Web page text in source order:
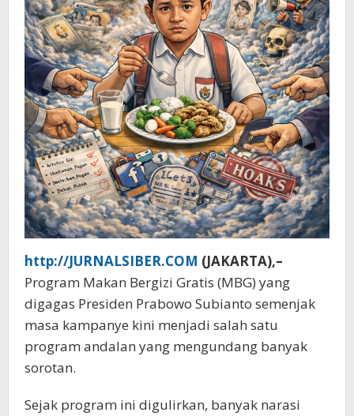
http://JURNALSIBER.COM (JAKARTA),–
Program Makan Bergizi Gratis (MBG) yang
digagas Presiden Prabowo Subianto semenjak
masa kampanye kini menjadi salah satu
program andalan yang mengundang banyak
sorotan.
Sejak program ini digulirkan, banyak narasi